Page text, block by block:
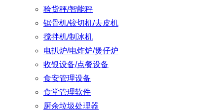
验货秤/智能秤
锯骨机/铰切机/去皮机
搅拌机/制冰机
电扒炉/电炸炉/煲仔炉
收银设备/点餐设备
食安管理设备
食堂管理软件
厨余垃圾处理器